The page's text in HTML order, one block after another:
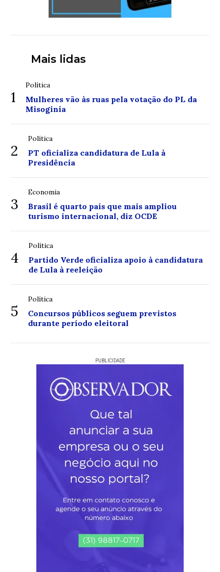
Mais lidas
1
Política
Mulheres vão às ruas pela votação do PL da
Misoginia
2
Política
PT oficializa candidatura de Lula à
Presidência
3
Economia
Brasil é quarto país que mais ampliou
turismo internacional, diz OCDE
4
Política
Partido Verde oficializa apoio à candidatura
de Lula à reeleição
5
Política
Concursos públicos seguem previstos
durante período eleitoral
PUBLICIDADE